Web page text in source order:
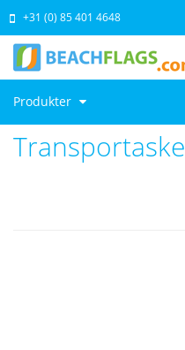
Produkter
+31 (0) 85 401 4648
Transportaske